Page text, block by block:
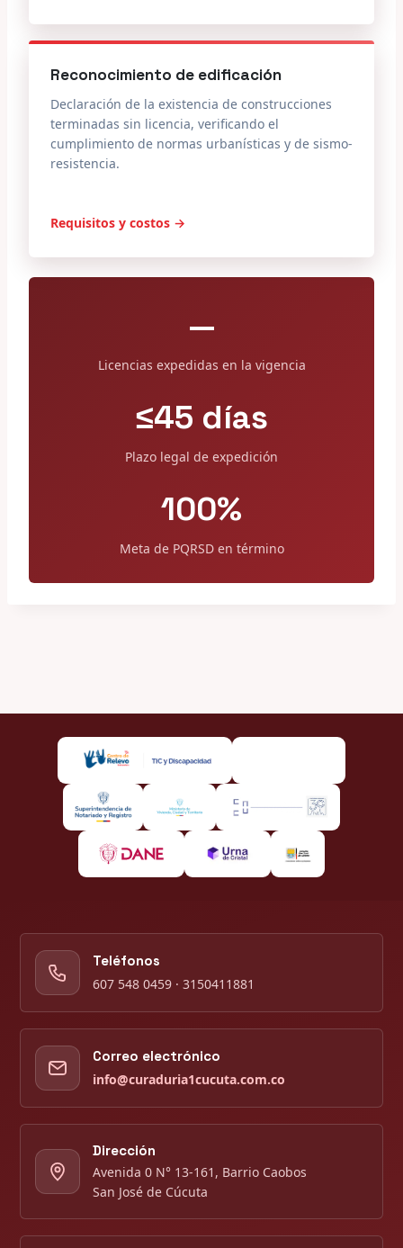
Reconocimiento de edificación
Declaración de la existencia de construcciones
terminadas sin licencia, verificando el
cumplimiento de normas urbanísticas y de sismo-
resistencia.
Requisitos y costos →
—
Licencias expedidas en la vigencia
≤45 días
Plazo legal de expedición
100%
Meta de PQRSD en término
Teléfonos
607 548 0459 · 3150411881
Correo electrónico
info@curaduria1cucuta.com.co
Dirección
Avenida 0 N° 13-161, Barrio Caobos
San José de Cúcuta